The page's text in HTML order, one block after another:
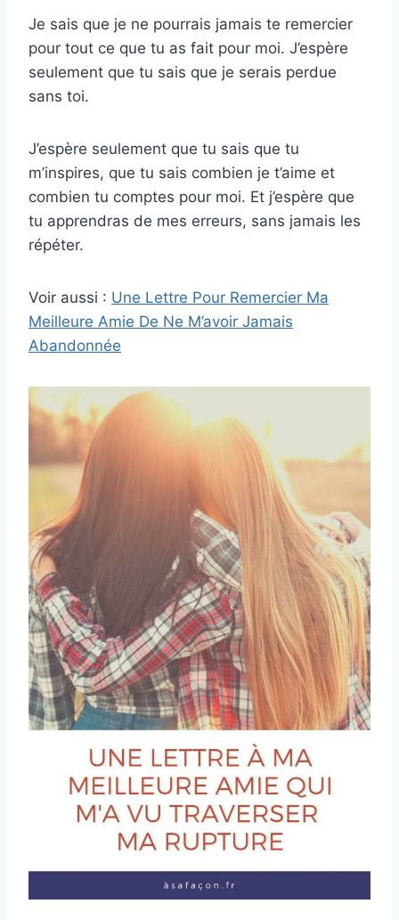
Je sais que je ne pourrais jamais te remercier
pour tout ce que tu as fait pour moi. J’espère
seulement que tu sais que je serais perdue
sans toi.
J’espère seulement que tu sais que tu
m’inspires, que tu sais combien je t’aime et
combien tu comptes pour moi. Et j’espère que
tu apprendras de mes erreurs, sans jamais les
répéter.
Voir aussi : Une Lettre Pour Remercier Ma
Meilleure Amie De Ne M’avoir Jamais
Abandonnée